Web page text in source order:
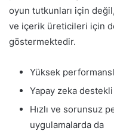
oyun tutkunları için değil,
ve içerik üreticileri için
göstermektedir.
Yüksek
Yapay zeka
Hızlı ve sorunsuz
uygulamalarda da